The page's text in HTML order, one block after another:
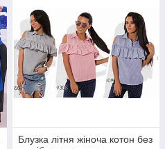
Блузка літня жіноча котон без